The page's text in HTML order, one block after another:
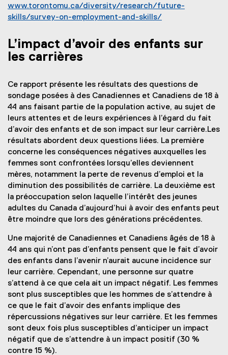
www.torontomu.ca/diversity/research/future-
skills/survey-on-employment-and-skills/
p
s
i
n
n
e
w
w
i
n
d
o
w
)
L’impact d’avoir des enfants sur
les carrières
Ce rapport présente les résultats des questions de
sondage posées à des Canadiennes et Canadiens de 18 à
44 ans faisant partie de la population active, au sujet de
leurs attentes et de leurs expériences à l’égard du fait
d’avoir des enfants et de son impact sur leur carrière.Les
résultats abordent deux questions liées. La première
concerne les conséquences négatives auxquelles les
femmes sont confrontées lorsqu’elles deviennent
mères, notamment la perte de revenus d’emploi et la
diminution des possibilités de carrière. La deuxième est
la préoccupation selon laquelle l’intérêt des jeunes
adultes du Canada d’aujourd’hui à avoir des enfants peut
être moindre que lors des générations précédentes.
Une majorité de Canadiennes et Canadiens âgés de 18 à
44 ans qui n’ont pas d’enfants pensent que le fait d’avoir
des enfants dans l’avenir n’aurait aucune incidence sur
leur carrière. Cependant, une personne sur quatre
s’attend à ce que cela ait un impact négatif. Les femmes
sont plus susceptibles que les hommes de s’attendre à
ce que le fait d’avoir des enfants implique des
répercussions négatives sur leur carrière. Et les femmes
sont deux fois plus susceptibles d’anticiper un impact
négatif que de s’attendre à un impact positif (30 %
contre 15 %).